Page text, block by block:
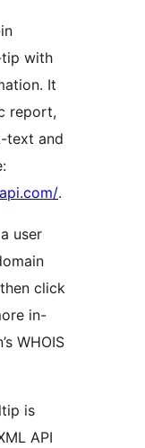
with
It
report,
text and
.
user
click
in-
WHOIS
is
API